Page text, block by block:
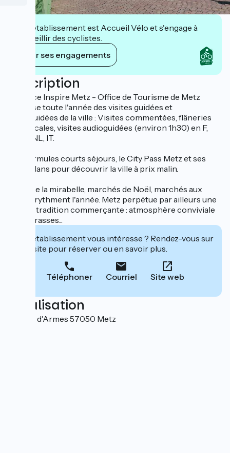
Cet établissement est Accueil Vélo et s'engage à
accueillir des cyclistes.
Voir ses engagements
Description
L'agence Inspire Metz - Office de Tourisme de Metz
propose toute l'année des visites guidées et
audioguidées de la ville : Visites commentées, flâneries
dominicales, visites audioguidées (environ 1h30) en F,
GB, D, NL, IT.
Des formules courts séjours, le City Pass Metz et ses
bons plans pour découvrir la ville à prix malin.
Fêtes de la mirabelle, marchés de Noël, marchés aux
puces, rythment l'année. Metz perpétue par ailleurs une
longue tradition commerçante : atmosphère conviviale
des terrasses...
Cet établissement vous intéresse ? Rendez-vous sur
leur site pour réserver ou en savoir plus.
Téléphoner Courriel Site web
Localisation
2 Place d'Armes 57050 Metz